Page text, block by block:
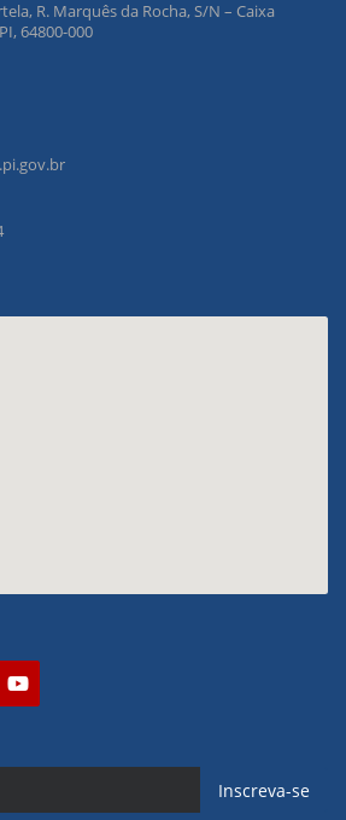
R. Marquês da Rocha, S/N – Caixa
64800-000
Inscreva-se